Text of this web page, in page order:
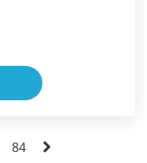
84